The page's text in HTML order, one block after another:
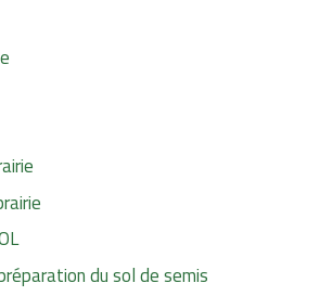
du sol de semis